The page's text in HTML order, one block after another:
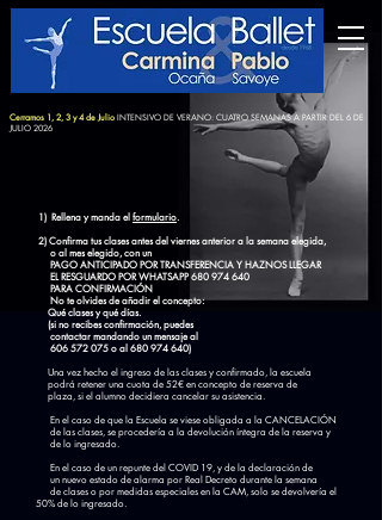
Cerramos 1, 2, 3 y 4 de Julio INTENSIVO DE VERANO: CUATRO SEMANAS A PARTIR DEL 6 DE
JULIO 2026
1) Rellena y manda el formulario.
2) Confirma tus clases antes del viernes anterior a la semana elegida,
o al mes elegido, con un
PAGO ANTICIPADO POR TRANSFERENCIA Y HAZNOS LLEGAR
ELRESGUARDO POR WHATSAPP 680 974 640
PARA CONFIRMACIÓN
No te olvides de añadir el concepto:
Qué clases y quédías.
(si no recibes confirmación, puedes
contactar mandando un mensaje al
606 572 075 o al 680 974 640)
Una vez hecho el ingreso de las clases y confirmado, la escuela
podrá retener una cuota de 52€ en concepto de reserva de
plaza, si el alumno decidiera cancelar su asistencia.
En el caso de que la Escuela se viese obligada a la CANCELACIÓN
de las clases, se procedería a la devolución íntegra de la reserva y
de lo ingresado.
En el caso de un repunte del COVID 19, y de la declaración de
un nuevo estado de alarma por Real Decreto durante la semana
de clases o por medidas especiales en la CAM, solo se devolvería el
50% de lo ingresado.